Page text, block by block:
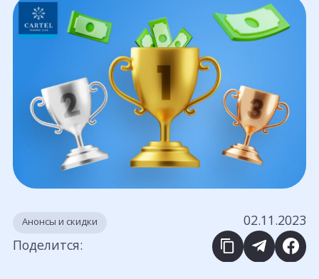
Анонсы и скидки
02.11.2023
Поделится: